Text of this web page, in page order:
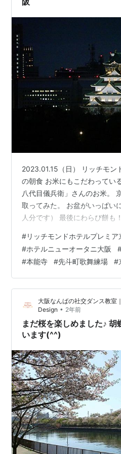
2023.01.15（日） リッチモン
の朝食 お米にもこだわってい
八代目儀兵衛」さんのお米。
取ってみた。 お盆がいっぱい
人分です） 最後にわらび餅も
買いたい、ということで市内
都駅のコインロッカーにキャ
鉄烏丸線に乗ります。 目的地
も近くに「本能寺」さんがあ
ちらから。 烏丸御池駅で降り
歩くのはちょっ…
#リッチモンドホテルプレミア
#ホテルニューオータニ大阪
#本能寺 #先斗町歌舞練場 #
大阪なんばの社交ダンス教室
Design • 2年前
まだ桜を楽しめました♪
います(^^)